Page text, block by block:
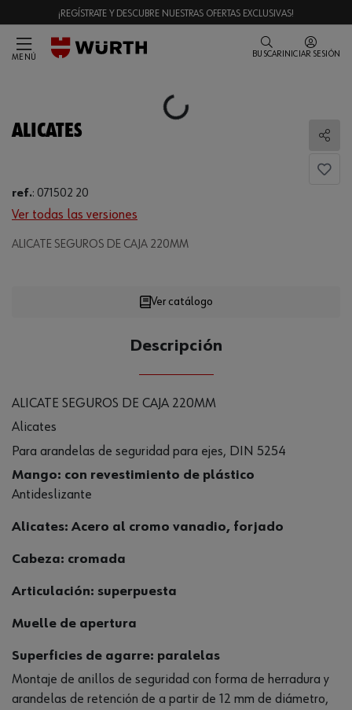
¡REGÍSTRATE Y DESCUBRE NUESTRAS OFERTAS EXCLUSIVAS!
MENÚ BUSCAR INICIAR SESIÓN
Loading...
ALICATES
ref.: 071502 20
Ver todas las versiones
ALICATE SEGUROS DE CAJA 220MM
Loading...
Ver catálogo
Descripción
ALICATE SEGUROS DE CAJA 220MM
Alicates
Para arandelas de seguridad para ejes, DIN 5254
Mango: con revestimiento de plástico
Antideslizante
Alicates: Acero al cromo vanadio, forjado
Cabeza: cromada
Articulación: superpuesta
Muelle de apertura
Superficies de agarre: paralelas
Montaje de anillos de seguridad con forma de herradura y
arandelas de retención de a partir de 12 mm de diámetro,